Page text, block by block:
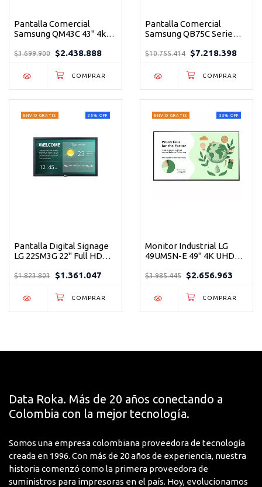
Pantalla Comercial
Samsung QM43C 43" 4k
punto de venta de alto
$3.699.900 $2.438.888
Pantalla Comercial
Samsung QB75C Serie
Delgada para
$10.755.414 $7.218.398
25% OFF
ENVÍO GRATIS
Pantalla Digital Signage
LG 22SM3G 22" Full HD
Colegios y espacios
$1.823.803 $1.361.047
33% OFF
ENVÍO GRATIS
Monitor Industrial LG
49UM5N-E 49" 4K UHD
Integrado
$3.985.445 $2.656.963
Data Roka. Más de 20 años conectando a
Colombia con la mejor tecnología.
Somos una empresa colombiana proveedora de tecnología
creada en 1996. Con más de 20 años de experiencia, nuestra
historia comenzó como la primera proveedora de
suministros para impresoras en el país. Hoy, evolucionamos